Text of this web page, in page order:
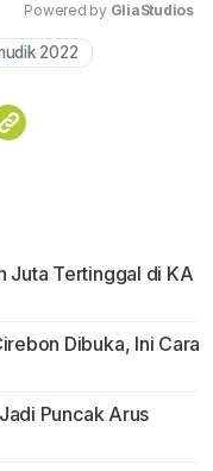
Powered by GliaStudios
2022
Juta Tertinggal di KA
Dibuka, Ini Cara
Puncak Arus